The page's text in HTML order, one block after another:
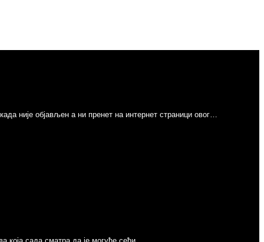
није објављен а ни пренет на интернет страници овог…